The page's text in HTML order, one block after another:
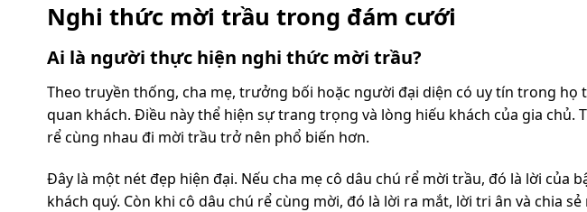
Nghi thức mời trầu trong đám cưới
Ai là người thực hiện nghi thức mời trầu?
Theo truyền thống, cha mẹ, trưởng bối hoặc người đại diện có uy tín trong
quan khách. Điều này thể hiện sự trang trọng và lòng hiếu khách của gia chủ.
rể cùng nhau đi mời trầu trở nên phổ biến hơn.
Đây là một nét đẹp hiện đại. Nếu cha mẹ cô dâu chú rể mời trầu, đó là lời của
khách quý. Còn khi cô dâu chú rể cùng mời, đó là lời ra mắt, lời tri ân và chia